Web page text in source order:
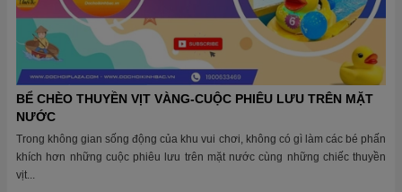
BỂ CHÈO THUYỀN VỊT VÀNG-CUỘC PHIÊU LƯU TRÊN MẶT
NƯỚC
Trong không gian sống động của khu vui chơi, không có gì làm các bé phấn
khích hơn những cuộc phiêu lưu trên mặt nước cùng những chiếc thuyền
vịt...